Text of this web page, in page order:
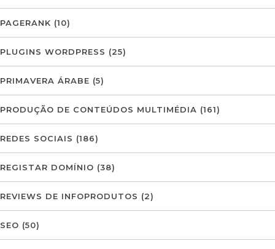
PAGERANK (10)
PLUGINS WORDPRESS (25)
PRIMAVERA ÁRABE (5)
PRODUÇÃO DE CONTEÚDOS MULTIMÉDIA (161)
REDES SOCIAIS (186)
REGISTAR DOMÍNIO (38)
REVIEWS DE INFOPRODUTOS (2)
SEO (50)